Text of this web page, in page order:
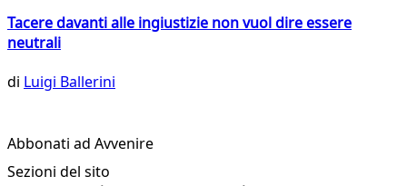
Tacere davanti alle ingiustizie non vuol dire essere
neutrali
di Luigi Ballerini
Abbonati ad Avvenire
Sezioni del sito